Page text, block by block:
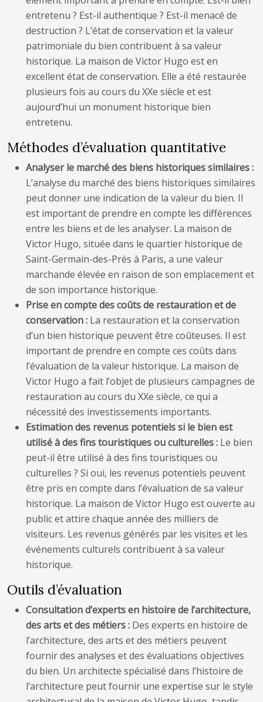
entretenu ? Est-il authentique ? Est-il menacé de
destruction ? L’état de conservation et la valeur
patrimoniale du bien contribuent à sa valeur
historique. La maison de Victor Hugo est en
excellent état de conservation. Elle a été restaurée
plusieurs fois au cours du XXe siècle et est
aujourd’hui un monument historique bien
entretenu.
Méthodes d’évaluation quantitative
Analyser le marché des biens historiques similaires :
L’analyse du marché des biens historiques similaires
peut donner une indication de la valeur du bien. Il
est important de prendre en compte les différences
entre les biens et de les analyser. La maison de
Victor Hugo, située dans le quartier historique de
Saint-Germain-des-Prés à Paris, a une valeur
marchande élevée en raison de son emplacement et
de son importance historique.
Prise en compte des coûts de restauration et de
conservation : La restauration et la conservation
d’un bien historique peuvent être coûteuses. Il est
important de prendre en compte ces coûts dans
l’évaluation de la valeur historique. La maison de
Victor Hugo a fait l’objet de plusieurs campagnes de
restauration au cours du XXe siècle, ce qui a
nécessité des investissements importants.
Estimation des revenus potentiels si le bien est
utilisé à des fins touristiques ou culturelles : Le bien
peut-il être utilisé à des fins touristiques ou
culturelles ? Si oui, les revenus potentiels peuvent
être pris en compte dans l’évaluation de sa valeur
historique. La maison de Victor Hugo est ouverte au
public et attire chaque année des milliers de
visiteurs. Les revenus générés par les visites et les
événements culturels contribuent à sa valeur
historique.
Outils d’évaluation
Consultation d’experts en histoire de l’architecture,
des arts et des métiers : Des experts en histoire de
l’architecture, des arts et des métiers peuvent
fournir des analyses et des évaluations objectives
du bien. Un architecte spécialisé dans l’histoire de
l’architecture peut fournir une expertise sur le style